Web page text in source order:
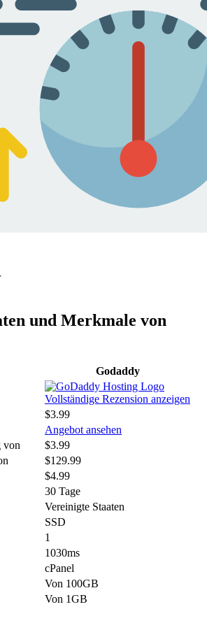
und Merkmale von
Godaddy
Vollständige Rezension anzeigen
$3.99
Angebot ansehen
von
$3.99
$129.99
$4.99
30 Tage
Vereinigte Staaten
SSD
1
1030ms
cPanel
Von 100GB
Von 1GB